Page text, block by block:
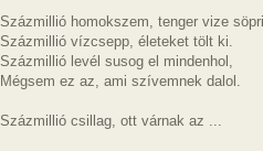
Százmillió homokszem, tenger vize
Százmillió vízcsepp, életeket tölt ki.
Százmillió levél susog el mindenhol,
Mégsem ez az, ami szívemnek dalol.
Százmillió csillag, ott várnak az ...